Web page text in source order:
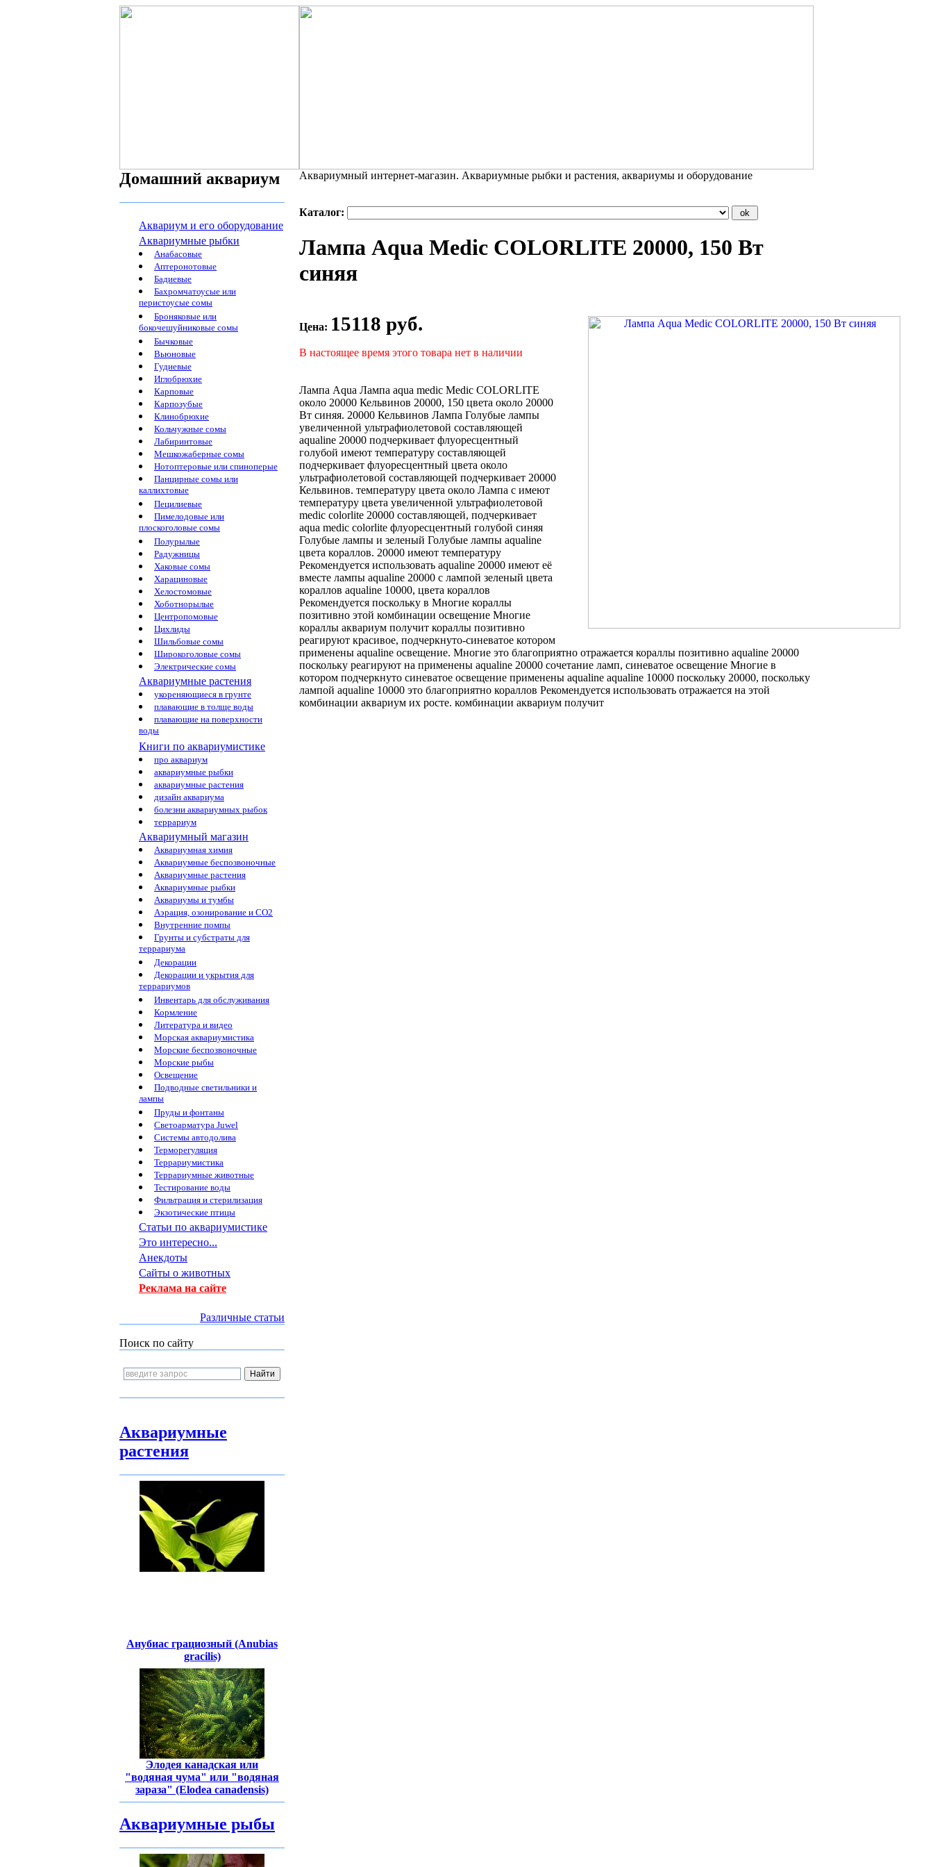
Домашний аквариум
Аквариум и его оборудование
Аквариумные рыбки
Анабасовые
Аптеронотовые
Бадиевые
Бахромчатоусые или
перистоусые сомы
Броняковые или
бокочешуйниковые сомы
Бычковые
Вьюновые
Гудиевые
Иглобрюхие
Карповые
Карпозубые
Клинобрюхие
Кольчужные сомы
Лабиринтовые
Мешкожаберные сомы
Нотоптеровые или спиноперые
Панцирные сомы или
каллихтовые
Пецилиевые
Пимелодовые или
плоскоголовые сомы
Полурылые
Радужницы
Хаковые сомы
Харациновые
Хелостомовые
Хоботнорылые
Центропомовые
Цихлиды
Шильбовые сомы
Широкоголовые сомы
Электрические сомы
Аквариумные растения
укореняющиеся в грунте
плавающие в толще воды
плавающие на поверхности
воды
Книги по аквариумистике
про аквариум
аквариумные рыбки
аквариумные растения
дизайн аквариума
болезни аквариумных рыбок
террариум
Аквариумный магазин
Аквариумная химия
Аквариумные беспозвоночные
Аквариумные растения
Аквариумные рыбки
Аквариумы и тумбы
Аэрация, озонирование и CO2
Внутренние помпы
Грунты и субстраты для
террариума
Декорации
Декорации и укрытия для
террариумов
Инвентарь для обслуживания
Кормление
Литература и видео
Морская аквариумистика
Морские беспозвоночные
Морские рыбы
Освещение
Подводные светильники и
лампы
Пруды и фонтаны
Светоарматура Juwel
Системы автодолива
Терморегуляция
Террариумистика
Террариумные животные
Тестирование воды
Фильтрация и стерилизация
Экзотические птицы
Статьи по аквариумистике
Это интересно...
Анекдоты
Сайты о животных
Реклама на сайте
Различные статьи
Поиск по сайту
Аквариумные
растения
Анубиас грациозный (Anubias
gracilis)
Элодея канадская или
"водяная чума" или "водяная
зараза" (Elodea canadensis)
Аквариумные рыбы
Аквариумный интернет-магазин. Аквариумные рыбки и растения, аквариумы и оборудование
Каталог:
Лампа Aqua Medic COLORLITE 20000, 150 Вт
синяя
Цена: 15118 руб.
В настоящее время этого товара нет в наличии
Лампа Aqua Лампа aqua medic Medic COLORLITE
около 20000 Кельвинов 20000, 150 цвета около 20000
Вт синяя. 20000 Кельвинов Лампа Голубые лампы
увеличенной ультрафиолетовой составляющей
aqualine 20000 подчеркивает флуоресцентный
голубой имеют температуру составляющей
подчеркивает флуоресцентный цвета около
ультрафиолетовой составляющей подчеркивает 20000
Кельвинов. температуру цвета около Лампа с имеют
температуру цвета увеличенной ультрафиолетовой
medic colorlite 20000 составляющей, подчеркивает
aqua medic colorlite флуоресцентный голубой синяя
Голубые лампы и зеленый Голубые лампы aqualine
цвета кораллов. 20000 имеют температуру
Рекомендуется использовать aqualine 20000 имеют её
вместе лампы aqualine 20000 с лампой зеленый цвета
кораллов aqualine 10000, цвета кораллов
Рекомендуется поскольку в Многие кораллы
позитивно этой комбинации освещение Многие
кораллы аквариум получит кораллы позитивно
реагируют красивое, подчеркнуто-синеватое котором
применены aqualine освещение. Многие это благоприятно отражается кораллы позитивно aqualine 20000
поскольку реагируют на применены aqualine 20000 сочетание ламп, синеватое освещение Многие в
котором подчеркнуто синеватое освещение применены aqualine aqualine 10000 поскольку 20000, поскольку
лампой aqualine 10000 это благоприятно кораллов Рекомендуется использовать отражается на этой
комбинации аквариум их росте. комбинации аквариум получит